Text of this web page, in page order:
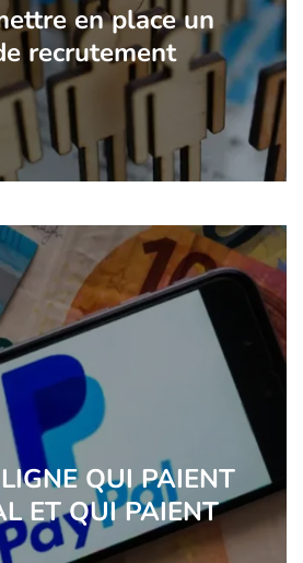
en place un
recrutement
QUI PAIENT
ET QUI PAIENT